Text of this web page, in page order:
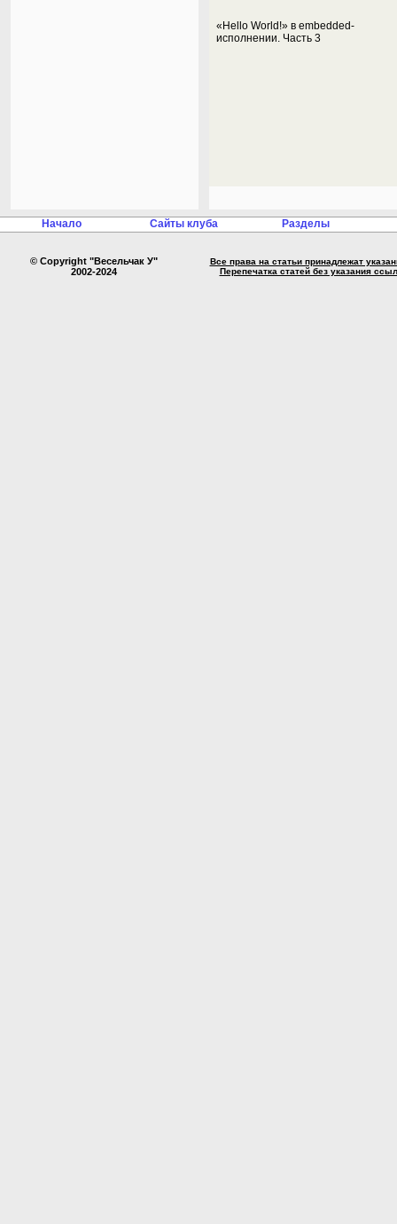
«Hello World!» в embedded-
исполнении. Часть 3
Начало Сайты клуба Разделы
© Copyright "Весельчак У"
2002-2024
Все права на статьи принадлежат
Перепечатка статей без указания